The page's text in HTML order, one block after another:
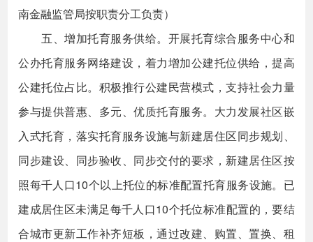
南金融监管局按职责分工负责）
五、增加托育服务供给。开展托育综合服务中心和
公办托育服务网络建设，着力增加公建托位供给，提高
公建托位占比。积极推行公建民营模式，支持社会力量
参与提供普惠、多元、优质托育服务。大力发展社区嵌
入式托育，落实托育服务设施与新建居住区同步规划、
同步建设、同步验收、同步交付的要求，新建居住区按
照每千人口10个以上托位的标准配置托育服务设施。已
建成居住区未满足每千人口10个托位标准配置的，要结
合城市更新工作补齐短板，通过改建、购置、置换、租